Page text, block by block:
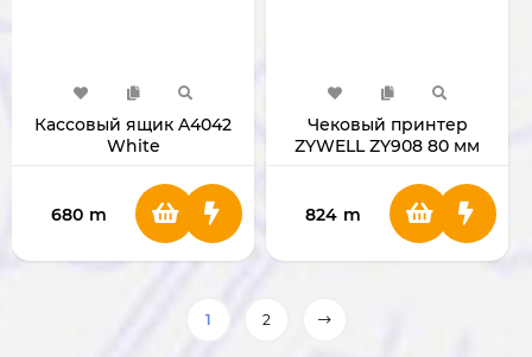
Кассовый ящик A4042
White
680 m
Чековый принтер
ZYWELL ZY908 80 мм
824 m
1 2